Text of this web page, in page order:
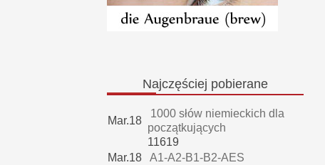
Najczęściej pobierane
Mar.18
1000 słów niemieckich dla
początkujących
11619
Mar.18
A1-A2-B1-B2-AES